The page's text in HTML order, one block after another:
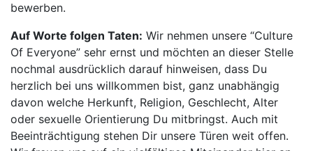
bewerben.
Auf Worte folgen Taten: Wir nehmen unsere “Culture
Of Everyone” sehr ernst und möchten an dieser Stelle
nochmal ausdrücklich darauf hinweisen, dass Du
herzlich bei uns willkommen bist, ganz unabhängig
davon welche Herkunft, Religion, Geschlecht, Alter
oder sexuelle Orientierung Du mitbringst. Auch mit
Beeinträchtigung stehen Dir unsere Türen weit offen.